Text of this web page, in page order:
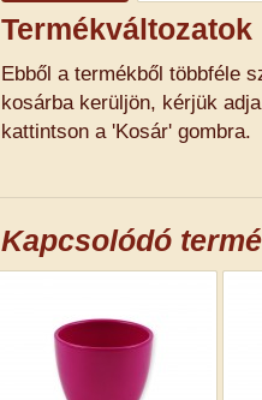
Termékváltozatok
Ebből a termékből többféle
kosárba kerüljön, kérjük
kattintson a 'Kosár' gombra.
Kapcsolódó